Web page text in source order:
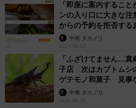
「即座に案内するこ
ンの入り口に大きな
からの予約を拒否する
中将 タカノリ
2026.08.07
「ふざけてません…真
子店 次はカブトムシ
ゲテモノ和菓子 見事
らいリアル」
中将 タカノリ
2026.08.05